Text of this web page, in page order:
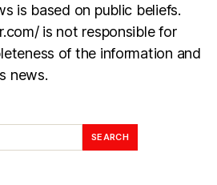
is based on public beliefs.
is not responsible for
of the information and
news.
SEARCH